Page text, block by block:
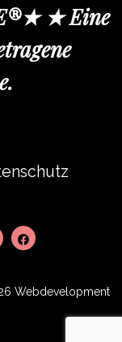
★ Eine
Webdevelopment